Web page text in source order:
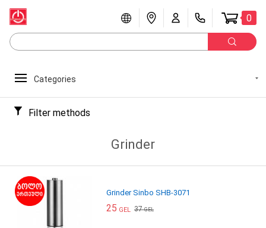
0
Categories
Filter methods
Grinder
Grinder Sinbo SHB-3071
25 GEL 37GEL